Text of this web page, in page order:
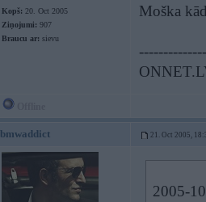
Kopš: 20. Oct 2005
Ziņojumi: 907
Braucu ar: sievu
Moška
bmwaddict 21. Oct 2005,
2005-